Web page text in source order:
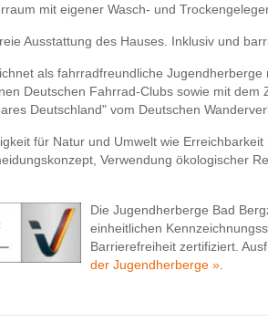
mit eigener Wasch- und
Ausstattung des Hauses. Inklusiv und
als fahrradfreundliche Jugendherberge
Deutschen Fahrrad-Clubs sowie mit dem
Deutschland" vom Deutschen
für Natur und Umwelt wie
Verwendung ökologischer
Die Jugendherberge Bad
einheitlichen
Barrierefreiheit zertifiziert.
der Jugendherberge »